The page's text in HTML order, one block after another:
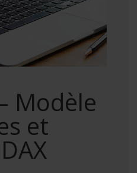
Modèle
et